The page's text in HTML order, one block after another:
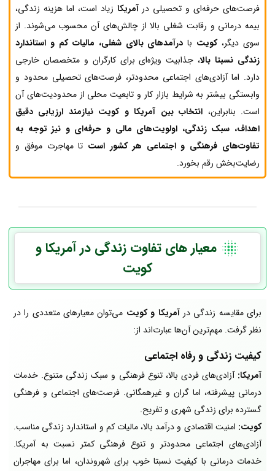
فرصت‌های حرفه‌ای و تحصیلی درآمریکا زیاد است، اما هزینه زندگی،
بیمه درمانی و رقابت شغلی بالا از چالش‌های آن محسوب می‌شوند. از
سوی دیگر،کویت بادرآمدهای بالای شغلی، مالیات کم و استاندارد
زندگی نسبتا بالا، جذابیت ویژه‌ای برای کارگران و متخصصان خارجی
دارد. اما آزادی‌های اجتماعی محدودتر، فرصت‌های تحصیلی محدود و
وابستگی بیشتر به شرایط بازار کار و تابعیت محلی از محدودیت‌های آن
است. بنابراین، انتخاب بین آمریکا و کویت نیازمند ارزیابی دقیق
اهداف، سبک زندگی، اولویت‌های مالی و حرفه‌ای و نیز توجه به
تفاوت‌های فرهنگی و اجتماعی هر کشور است تا مهاجرت موفق و
رضایت‌بخش رقم بخورد.
معیار های تفاوت زندگی در آمریکا و
کویت
برای مقایسه زندگی درآمریکا و کویت می‌توان معیارهای متعددی را در
نظر گرفت. مهم‌ترین آن‌ها عبارت‌اند از:
کیفیت زندگی و رفاه اجتماعی
آمریکا: آزادی‌های فردی بالا، تنوع فرهنگی و سبک زندگی متنوع. خدمات
درمانی پیشرفته، اما گران و غیرهمگانی. فرصت‌های اجتماعی و فرهنگی
گسترده برای زندگی شهری و تفریح.
کویت: امنیت اقتصادی و درآمد بالا، مالیات کم و استاندارد زندگی مناسب.
آزادی‌های اجتماعی محدودتر و تنوع فرهنگی کمتر نسبت به آمریکا.
خدمات درمانی با کیفیت نسبتا خوب برای شهروندان، اما برای مهاجران